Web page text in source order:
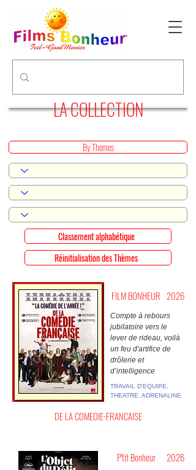
LA COLLECTION
By Themes
Classement alphabétique
Réinitialisation des Thèmes
FILM BONHEUR 2026
Compte à rebours
jubilatoire vers le
lever de rideau, voilà
un feu d'artifice de
drôlerie et
d’intelligence
TRAVAIL D'EQUIPE,
THEATRE, ADRENALINE
DE LA COMEDIE-FRANCAISE
P'tit Bonheur 2026